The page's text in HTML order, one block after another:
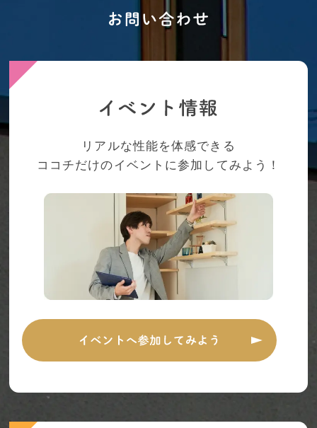
リアルな性能を体感できる
ココチだけのイベントに参加してみよう！